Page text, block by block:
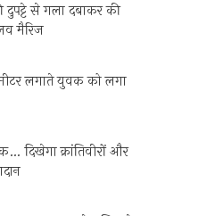
दुपट्टे से गला दबाकर की
मैरिज
लगाते युवक को लगा
दिखेगा क्रांतिवीरों और